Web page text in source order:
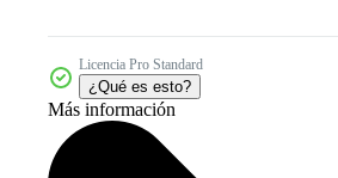
Licencia Pro Standard
¿Qué es esto?
Más información